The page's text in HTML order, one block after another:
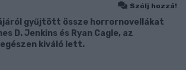
Szólj hozzá!
gyűjtött össze horrornovellákat
D. Jenkins és Ryan Cagle, az
kiváló lett.